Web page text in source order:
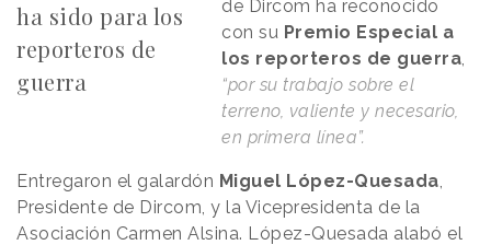
ha sido para los
reporteros de
guerra
de Dircom ha reconocido
con su Premio Especial a
los reporteros de guerra,
“por su trabajo sobre el
terreno, valiente y necesario,
en primera línea”.
Entregaron el galardón Miguel López-Quesada,
Presidente de Dircom, y la Vicepresidenta de la
Asociación Carmen Alsina. López-Quesada alabó el